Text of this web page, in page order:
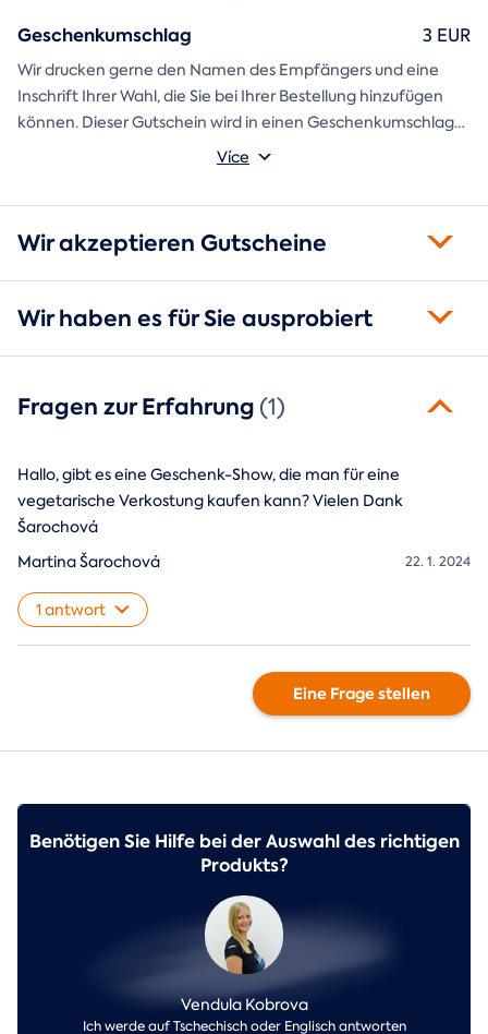
Geschenkumschlag
Wir drucken gerne den Namen des Empfängers und eine
Inschrift Ihrer Wahl, die Sie bei Ihrer Bestellung hinzufügen
können. Dieser Gutschein wird in einen Geschenkumschlag
gesteckt und direkt an Sie versandt.
Více
3 EUR
Wir akzeptieren Gutscheine
Wir haben es für Sie ausprobiert
Fragen zur Erfahrung(1)
Hallo, gibt es eine Geschenk-Show, die man für eine
vegetarische Verkostung kaufen kann? Vielen Dank
Šarochová
22. 1. 2024
Martina Šarochová
1 antwort
Eine Frage stellen
Benötigen Sie Hilfe bei der Auswahl des richtigen
Produkts?
Vendula Kobrova
Ich werde auf Tschechisch oder Englisch antworten